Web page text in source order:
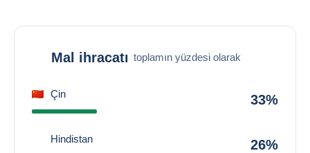
Mal ihracatı toplamın yüzdesi olarak
Çin 33%
Hindistan 26%